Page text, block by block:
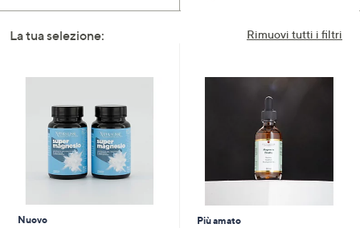
a
dispositivi
consultarli.
Rimuovi tutti i filtri
La tua selezione:
Nuovo
Più amato